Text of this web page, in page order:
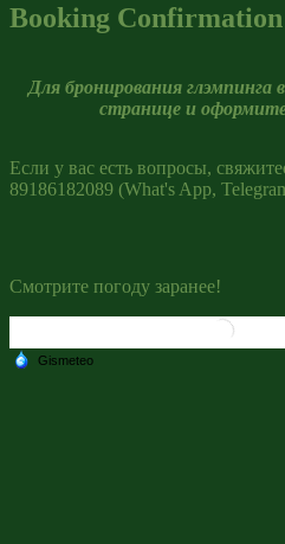
Booking Confirmation
Для бронирования глэмпинга
странице и
Если у вас есть вопросы,
89186182089 (What's App,
Смотрите погоду заранее!